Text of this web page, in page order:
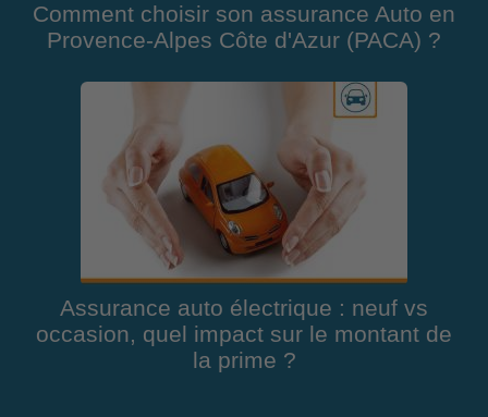
Comment choisir son assurance Auto en
Provence-Alpes Côte d'Azur (PACA) ?
Assurance auto électrique : neuf vs
occasion, quel impact sur le montant de
la prime ?